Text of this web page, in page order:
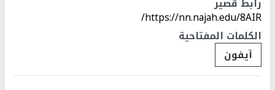
https://nn.najah.edu/8AIR/
الكلمات المفتاحية
آيفون